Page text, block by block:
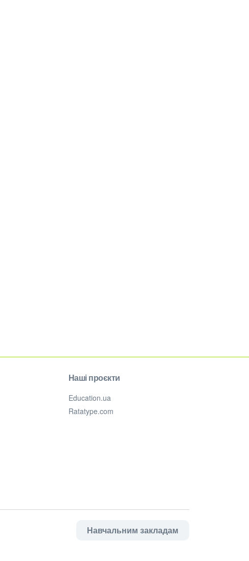
Наші проєкти
Education.ua
Ratatype.com
Навчальним закладам